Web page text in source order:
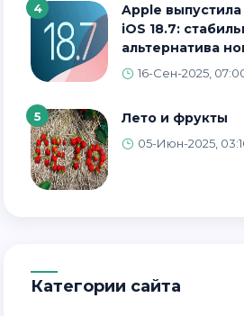
4
Apple выпустила обновление
iOS 18.7:
альтернатива
16-Сен-2025,
5 Лето и фрукты
05-Июн-2025,
Категории сайта